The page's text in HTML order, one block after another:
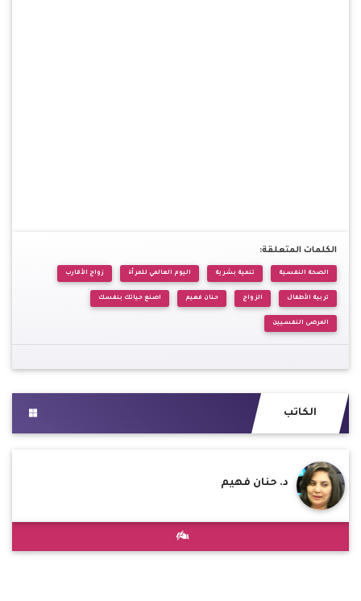
الكلمات المتعلقة:
الصحة النفسية تنمية بشرية اليوم العالمي للمرأة زواج الأقارب
تربية الأطفال الزواج حنان فهيم اصنع حياتك بنفسك
المرضى النفسيين
الكاتب
د. حنان فهيم